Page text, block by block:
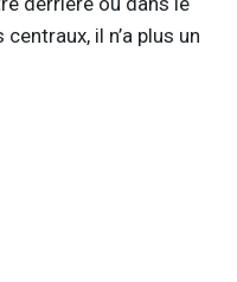
il n’a plus un